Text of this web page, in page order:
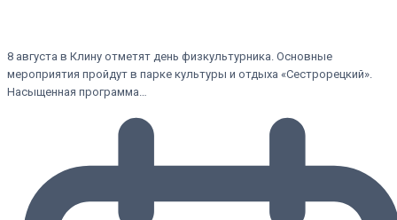
8 августа в Клину отметят день физкультурника. Основные
мероприятия пройдут в парке культуры и отдыха «Сестрорецкий».
Насыщенная программа…